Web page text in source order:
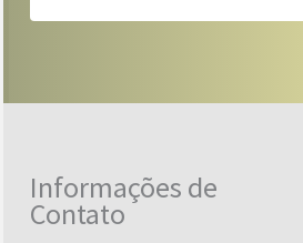
Informações de
Contato